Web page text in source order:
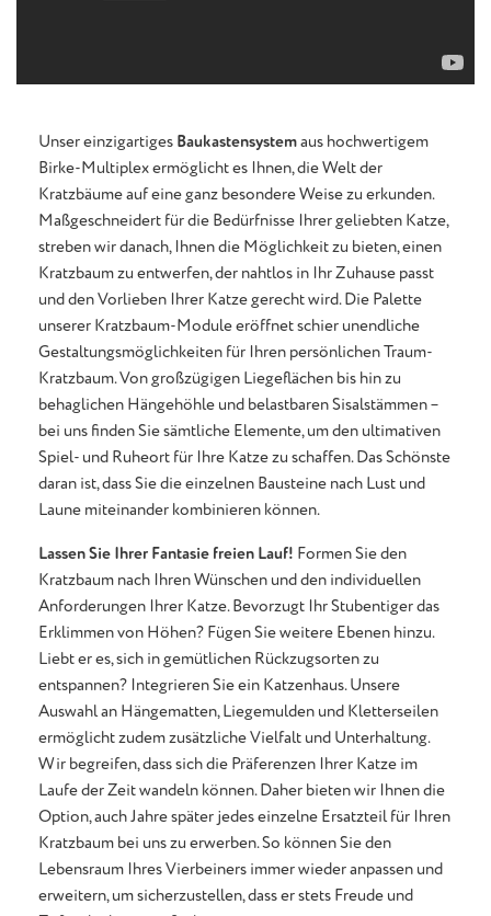
Unser einzigartiges Baukastensystemaus hochwertigem
Birke-Multiplex ermöglicht es Ihnen, die Welt der
Kratzbäume auf eine ganz besondere Weise zu erkunden.
Maßgeschneidert für die Bedürfnisse Ihrer geliebten Katze,
streben wir danach, Ihnen die Möglichkeit zu bieten, einen
Kratzbaum zu entwerfen, der nahtlos in Ihr Zuhause passt
und den Vorlieben Ihrer Katze gerecht wird. Die Palette
unserer Kratzbaum-Module eröffnet schier unendliche
Gestaltungsmöglichkeiten für Ihren persönlichen Traum-
Kratzbaum. Von großzügigen Liegeflächen bis hin zu
behaglichen Hängehöhle und belastbaren Sisalstämmen –
bei uns finden Sie sämtliche Elemente, um den ultimativen
Spiel- und Ruheort für Ihre Katze zu schaffen. Das Schönste
daran ist, dass Sie die einzelnen Bausteine nach Lust und
Laune miteinander kombinieren können.
Lassen Sie Ihrer Fantasie freien Lauf! Formen Sie den
Kratzbaum nach Ihren Wünschen und den individuellen
Anforderungen Ihrer Katze. Bevorzugt Ihr Stubentiger das
Erklimmen von Höhen? Fügen Sie weitere Ebenen hinzu.
Liebt er es, sich in gemütlichen Rückzugsorten zu
entspannen? Integrieren Sie ein Katzenhaus. Unsere
Auswahl an Hängematten, Liegemulden und Kletterseilen
ermöglicht zudem zusätzliche Vielfalt und Unterhaltung.
Wir begreifen, dass sich die Präferenzen Ihrer Katze im
Laufe der Zeit wandeln können. Daher bieten wir Ihnen die
Option, auch Jahre später jedes einzelne Ersatzteil für Ihren
Kratzbaum bei uns zu erwerben. So können Sie den
Lebensraum Ihres Vierbeiners immer wieder anpassen und
erweitern, um sicherzustellen, dass er stets Freude und